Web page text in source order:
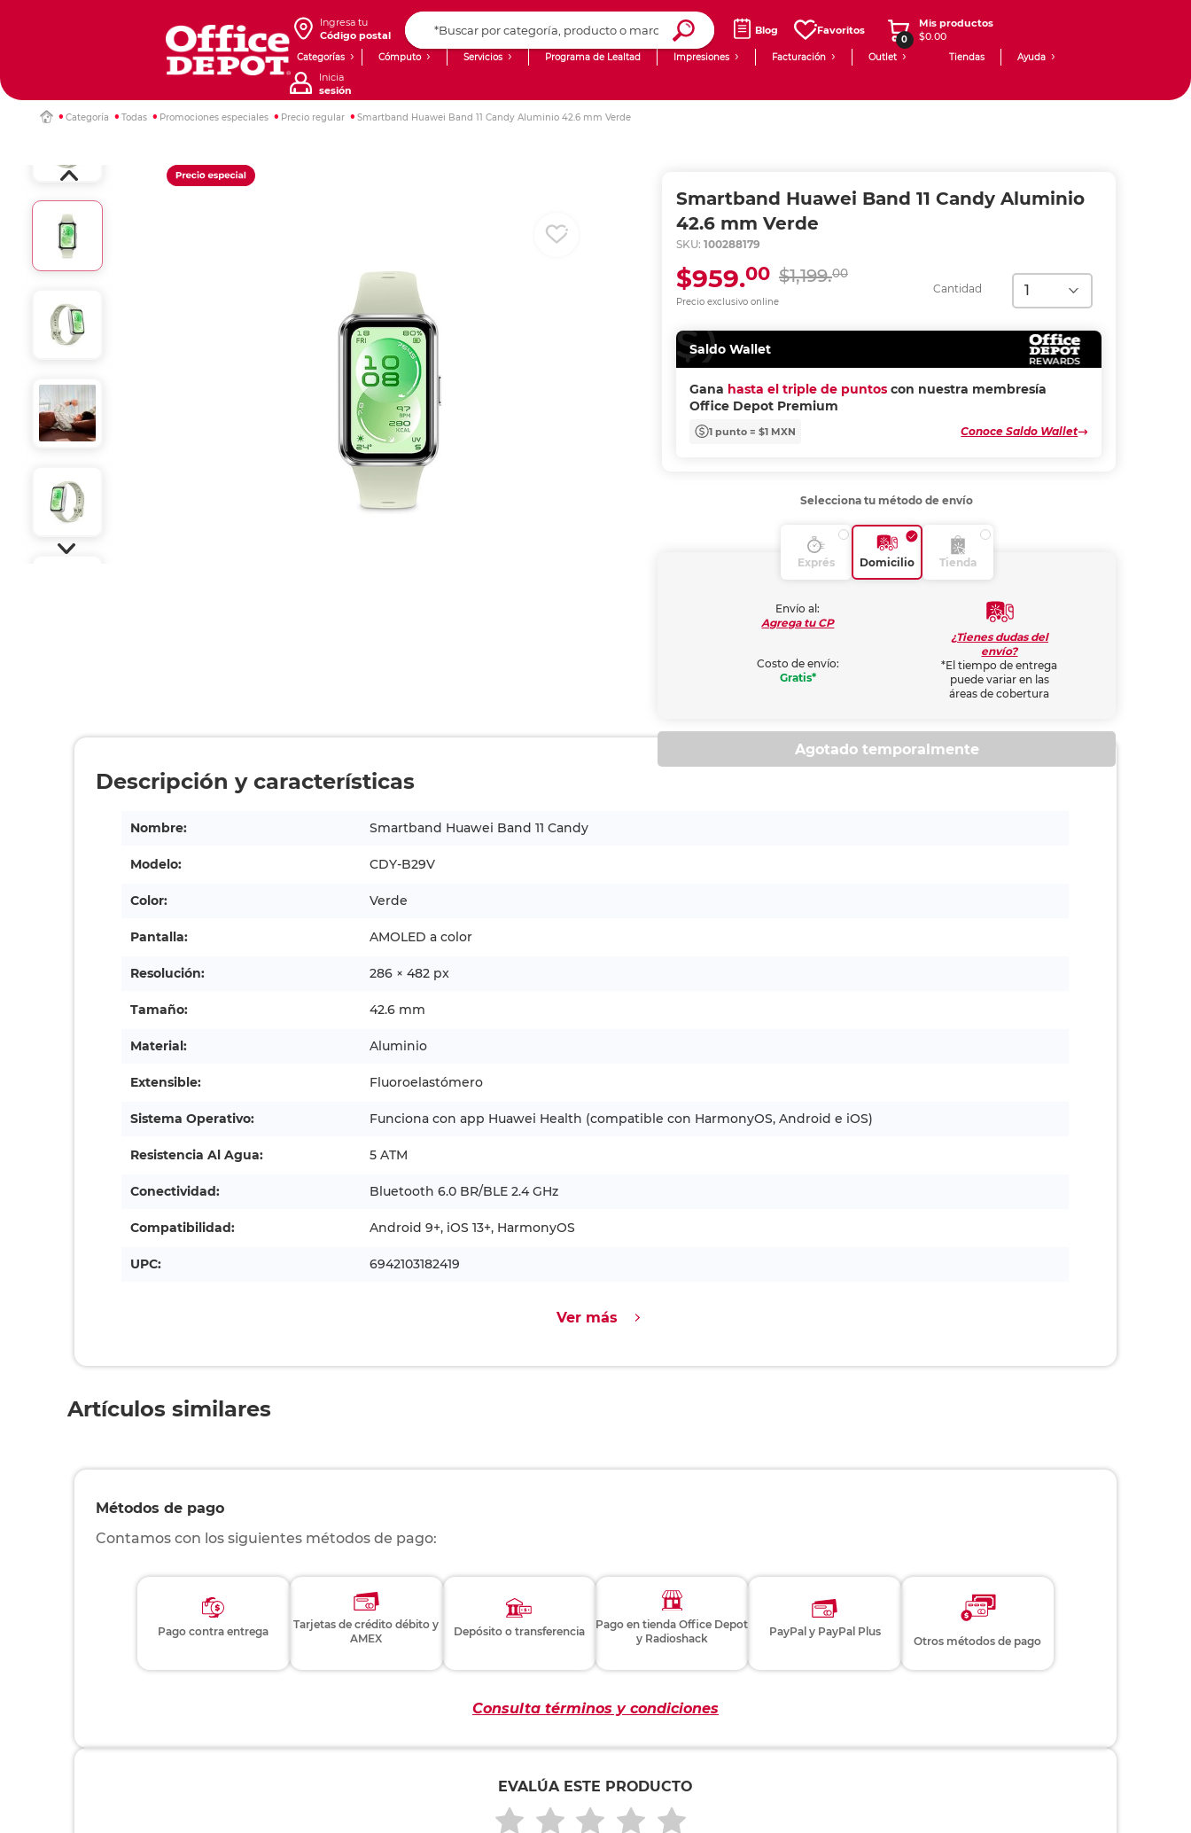
Ingresa tu
Código postal
Blog Favoritos
0
Mis productos
$0.00
Categorías Cómputo Servicios Programa de Lealtad Impresiones Facturación Outlet Tiendas Ayuda
Inicia
sesión
Categoría Todas Promociones especiales Precio regular Smartband Huawei Band 11 Candy Aluminio 42.6 mm Verde
Smartband Huawei Band 11 Candy Aluminio
42.6 mm Verde
SKU: 100288179
Cantidad
Precio exclusivo online
$1,199.00
$959.00
Saldo Wallet
Gana hasta el triple de puntos con nuestra membresía
Office Depot Premium
1 punto = $1 MXN Conoce Saldo Wallet
Selecciona tu método de envío
Exprés Domicilio Tienda
Envío al:
Agrega tu CP
Costo de envío:
Gratis*
¿Tienes dudas del
envío?
*El tiempo de entrega
puede variar en las
áreas de cobertura
Agotado temporalmente
Descripción y características
Nombre: Smartband Huawei Band 11 Candy
Modelo: CDY-B29V
Color: Verde
Pantalla: AMOLED a color
Resolución: 286 × 482 px
Tamaño: 42.6 mm
Material: Aluminio
Extensible: Fluoroelastómero
Sistema Operativo: Funciona con app Huawei Health (compatible con HarmonyOS, Android e iOS)
Resistencia Al Agua: 5 ATM
Conectividad: Bluetooth 6.0 BR/BLE 2.4 GHz
Compatibilidad: Android 9+, iOS 13+, HarmonyOS
UPC: 6942103182419
Ver más
Artículos similares
Métodos de pago
Contamos con los siguientes métodos de pago:
Pago contra entrega
Tarjetas de crédito débito y
AMEX
Depósito o transferencia
Pago en tienda Office Depot
y Radioshack
PayPal y PayPal Plus
Otros métodos de pago
Consulta términos y condiciones
EVALÚA ESTE PRODUCTO